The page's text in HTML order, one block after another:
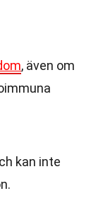
, även om
kan inte